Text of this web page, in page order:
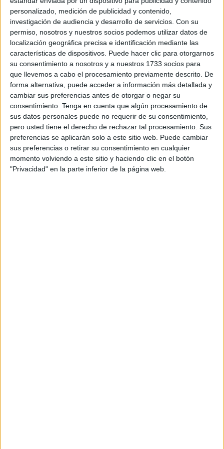
personalizado, medición de publicidad y contenido,
investigación de audiencia y desarrollo de servicios. Con su
permiso, nosotros y nuestros socios podemos utilizar datos de
localización geográfica precisa e identificación mediante las
características de dispositivos. Puede hacer clic para otorgarnos
su consentimiento a nosotros y a nuestros 1733 socios para
que llevemos a cabo el procesamiento previamente descrito. De
forma alternativa, puede acceder a información más detallada y
cambiar sus preferencias antes de otorgar o negar su
consentimiento. Tenga en cuenta que algún procesamiento de
sus datos personales puede no requerir de su consentimiento,
pero usted tiene el derecho de rechazar tal procesamiento. Sus
preferencias se aplicarán solo a este sitio web. Puede cambiar
sus preferencias o retirar su consentimiento en cualquier
momento volviendo a este sitio y haciendo clic en el botón
"Privacidad" en la parte inferior de la página web.
La piedra angular de su exposición de lo acaecido es,
desde su visión de lo ocurrido, la ausencia de un
aprendizaje que le permitiera desarrollar su actividad con
el nuevo instrumento de un modo completamente
confiable. Es también la causa que ha derivado en el inicio
de un procedimiento y a la citación de los involucrados, tal
y como desprende el documento judicial consultado por
este periódico. El afectado menciona que, desde que tuvo
conocimiento de la futura incorporación del dispositivo,
reiteró en varias ocasiones la necesidad de una
enseñanza y reciclaje previos a su puesta en marcha, en
especial, por haber pasado muchos años sin informar